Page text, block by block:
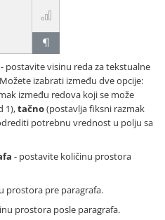
- postavite visinu reda za tekstualne
izabrati između dve opcije:
između redova koji se može
1),tačno(postavlja fiksni razmak
potrebnu vrednost u polju sa
- postavite količinu prostora
prostora pre paragrafa.
prostora posle paragrafa.